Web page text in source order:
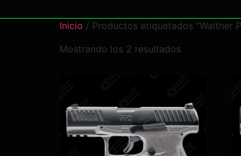
Inicio / Productos etiquetados “Walther
Mostrando los 2 resultados